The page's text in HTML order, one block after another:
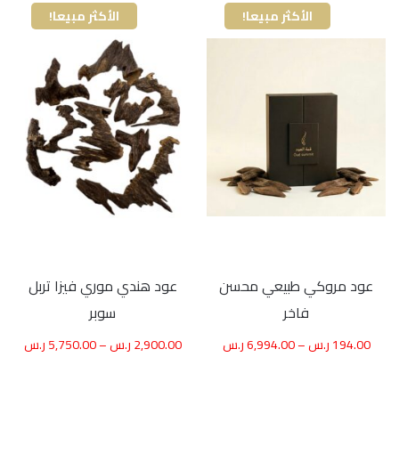
الأكثر مبيعا!
عود مروكي طبيعي محسن
فاخر
194.00ر.س–
6,994.00ر.س
الأكثر مبيعا!
عود هندي موري فيزا تربل
سوبر
2,900.00ر.س–
5,750.00ر.س